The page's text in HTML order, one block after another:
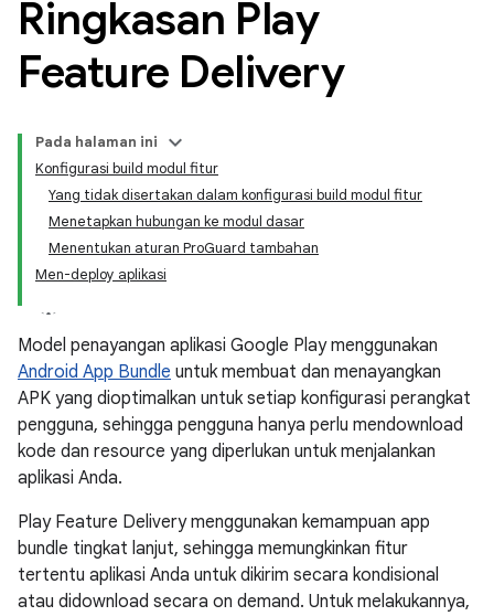
Ringkasan Play
Feature Delivery
Pada halaman ini
Konfigurasi build modul fitur
Yang tidak disertakan dalam konfigurasi build modul fitur
Menetapkan hubungan ke modul dasar
Menentukan aturan ProGuard tambahan
Men-deploy aplikasi
Model penayangan aplikasi Google Play menggunakan
Android App Bundle untuk membuat dan menayangkan
APK yang dioptimalkan untuk setiap konfigurasi perangkat
pengguna, sehingga pengguna hanya perlu mendownload
kode dan resource yang diperlukan untuk menjalankan
aplikasi Anda.
Play Feature Delivery menggunakan kemampuan app
bundle tingkat lanjut, sehingga memungkinkan fitur
tertentu aplikasi Anda untuk dikirim secara kondisional
atau didownload secara on demand. Untuk melakukannya,